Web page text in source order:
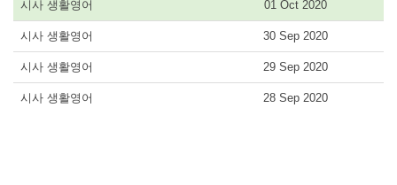
시사 생활영어 01 Oct 2020
시사 생활영어 30 Sep 2020
시사 생활영어 29 Sep 2020
시사 생활영어 28 Sep 2020